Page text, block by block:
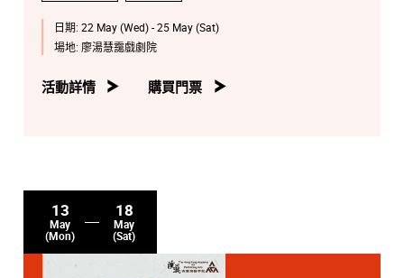
日期: 22 May (Wed) - 25 May (Sat)
場地: 廖湯慧靄戲劇院
活動詳情 購買門票
13
May
(Mon)
18
May
(Sat)